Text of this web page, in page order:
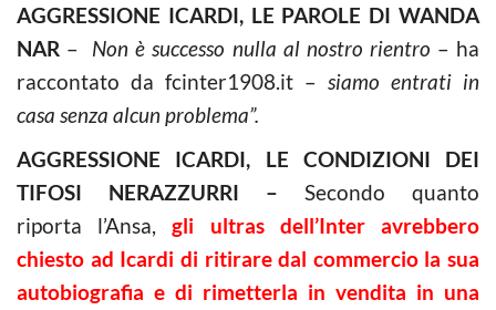
AGGRESSIONE ICARDI, LE PAROLE DI WANDA
NAR – Non è successo nulla al nostro rientro – ha
raccontato da fcinter1908.it – siamo entrati in
casa senza alcun problema”.
AGGRESSIONE ICARDI, LE CONDIZIONI DEI
TIFOSI NERAZZURRI – Secondo quanto
riporta l’Ansa,gli ultras dell’Inter avrebbero
chiesto ad Icardi di ritirare dal commercio la sua
autobiografia e di rimetterla in vendita in una